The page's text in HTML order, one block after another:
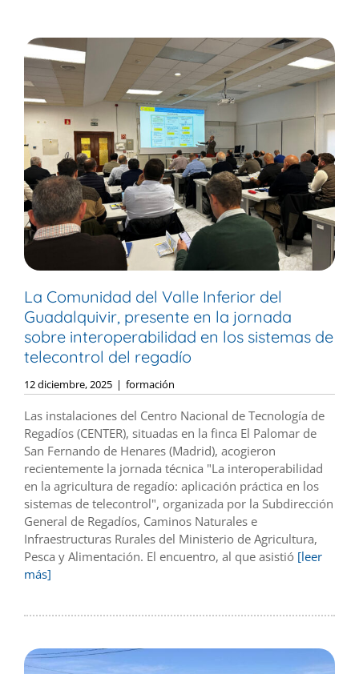
La Comunidad del Valle Inferior del
Guadalquivir, presente en la jornada
sobre interoperabilidad en los sistemas de
telecontrol del regadío
12 diciembre, 2025 | formación
Las instalaciones del Centro Nacional de Tecnología de
Regadíos (CENTER), situadas en la finca El Palomar de
San Fernando de Henares (Madrid), acogieron
recientemente la jornada técnica "La interoperabilidad
en la agricultura de regadío: aplicación práctica en los
sistemas de telecontrol", organizada por la Subdirección
General de Regadíos, Caminos Naturales e
Infraestructuras Rurales del Ministerio de Agricultura,
Pesca y Alimentación. El encuentro, al que asistió[leer
más]